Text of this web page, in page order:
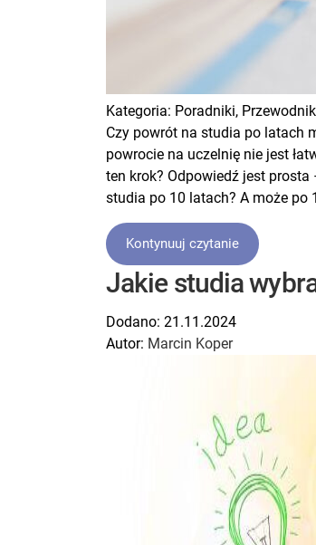
Kategoria: Poradniki,
Czy powrót na studia po latach
powrocie na uczelnię nie jest
ten krok? Odpowiedź jest
studia po 10 latach? A może po
Kontynuuj czytanie
Jakie studia
Dodano: 21.11.2024
Autor: Marcin Koper